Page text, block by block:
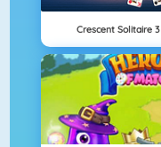
Crescent Solitaire 3